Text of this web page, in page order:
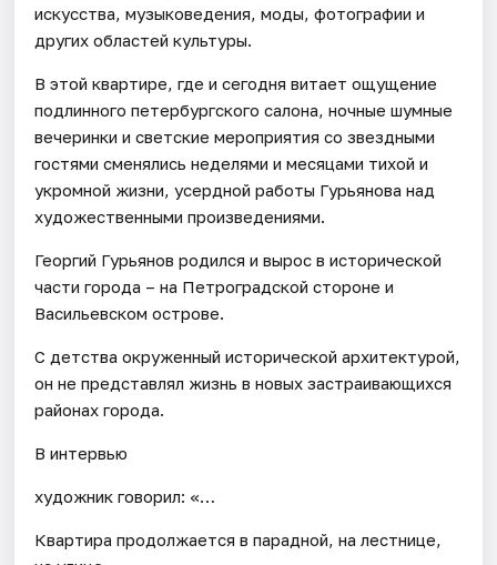
искусства, музыковедения, моды, фотографии и
других областей культуры.
В этой квартире, где и сегодня витает ощущение
подлинного петербургского салона, ночные шумные
вечеринки и светские мероприятия со звездными
гостями сменялись неделями и месяцами тихой и
укромной жизни, усердной работы Гурьянова над
художественными произведениями.
Георгий Гурьянов родился и вырос в исторической
части города – на Петроградской стороне и
Васильевском острове.
С детства окруженный исторической архитектурой,
он не представлял жизнь в новых застраивающихся
районах города.
В интервью
художник говорил: «…
Квартира продолжается в парадной, на лестнице,